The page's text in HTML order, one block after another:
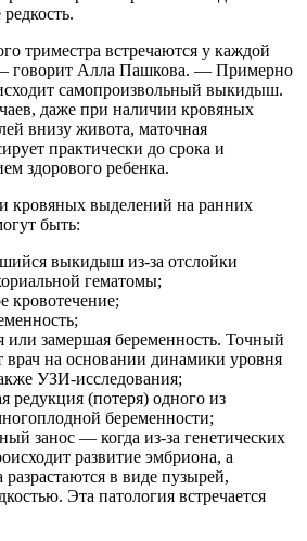
триместра встречаются у каждой
говорит Алла Пашкова. — Примерно
самопроизвольный выкидыш.
даже при наличии кровяных
внизу живота, маточная
практически до срока и
здорового ребенка.
выделений на ранних
быть:
выкидыш из-за отслойки
гематомы;
кровотечение;
или замершая беременность. Точный
врач на основании динамики уровня
УЗИ-исследования;
редукция (потеря) одного из
беременности;
занос — когда из-за генетических
развитие эмбриона, а
в виде пузырей,
Эта патология встречается